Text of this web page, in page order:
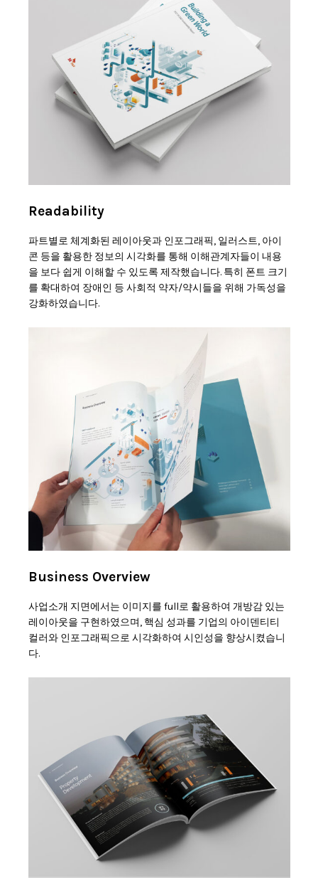
Readability
파트별로 체계화된 레이아웃과 인포그래픽, 일러스트, 아이
콘 등을 활용한 정보의 시각화를 통해 이해관계자들이 내용
을 보다 쉽게 이해할 수 있도록 제작했습니다. 특히 폰트 크기
를 확대하여 장애인 등 사회적 약자/약시들을 위해 가독성을
강화하였습니다.
Business Overview
사업소개 지면에서는 이미지를 full로 활용하여 개방감 있는
레이아웃을 구현하였으며, 핵심 성과를 기업의 아이덴티티
컬러와 인포그래픽으로 시각화하여 시인성을 향상시켰습니
다.